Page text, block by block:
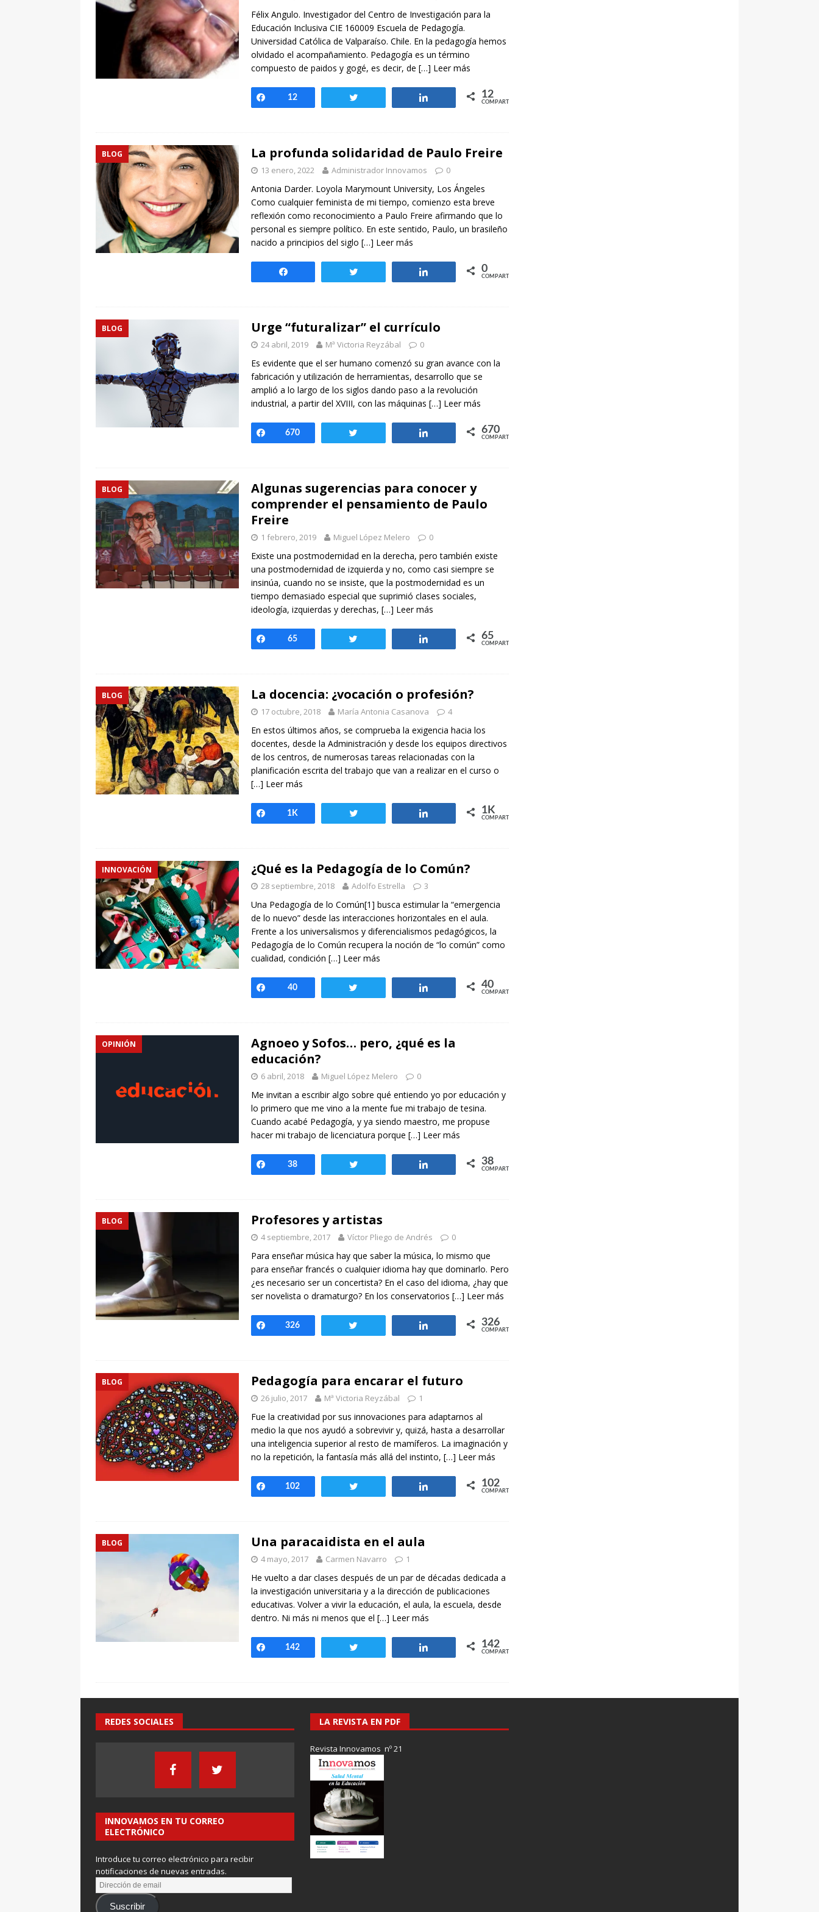
[ 7 enero, 2025 ]
Imaginar otros mundos es posible: Tertulias entre familiares en la Escuela
Primaria Prof. Heliodoro Ruiz Castillo
EVIDENCIAS
Félix Angulo. Investigador del Centro de Investigación para la
Educación Inclusiva CIE 160009 Escuela de Pedagogía.
Universidad Católica de Valparaíso. Chile. En la pedagogía hemos
olvidado el acompañamiento. Pedagogía es un término
compuesto de paidos y gogé, es decir, de […] Leer más
Compartir
12 Compartir 12
COMPARTIR
BLOG La profunda solidaridad de Paulo Freire
13 enero, 2022 Administrador Innovamos 0
Antonia Darder. Loyola Marymount University, Los Ángeles
Como cualquier feminista de mi tiempo, comienzo esta breve
reflexión como reconocimiento a Paulo Freire afirmando que lo
personal es siempre político. En este sentido, Paulo, un brasileño
nacido a principios del siglo […] Leer más
Compartir 0
COMPARTIR
BLOG Urge “futuralizar” el currículo
24 abril, 2019 Mª Victoria Reyzábal 0
Es evidente que el ser humano comenzó su gran avance con la
fabricación y utilización de herramientas, desarrollo que se
amplió a lo largo de los siglos dando paso a la revolución
industrial, a partir del XVIII, con las máquinas […] Leer más
Compartir
670 Compartir 670
COMPARTIR
BLOG
Algunas sugerencias para conocer y
comprender el pensamiento de Paulo
Freire
1 febrero, 2019 Miguel López Melero 0
Existe una postmodernidad en la derecha, pero también existe
una postmodernidad de izquierda y no, como casi siempre se
insinúa, cuando no se insiste, que la postmodernidad es un
tiempo demasiado especial que suprimió clases sociales,
ideología, izquierdas y derechas, […] Leer más
Compartir
65 Compartir 65
COMPARTIR
BLOG La docencia: ¿vocación o profesión?
17 octubre, 2018 María Antonia Casanova 4
En estos últimos años, se comprueba la exigencia hacia los
docentes, desde la Administración y desde los equipos directivos
de los centros, de numerosas tareas relacionadas con la
planificación escrita del trabajo que van a realizar en el curso o
[…] Leer más
Compartir
1K Compartir 1K
COMPARTIR
INNOVACIÓN ¿Qué es la Pedagogía de lo Común?
28 septiembre, 2018 Adolfo Estrella 3
Una Pedagogía de lo Común[1] busca estimular la “emergencia
de lo nuevo” desde las interacciones horizontales en el aula.
Frente a los universalismos y diferencialismos pedagógicos, la
Pedagogía de lo Común recupera la noción de “lo común” como
cualidad, condición […] Leer más
Compartir
40 Compartir 40
COMPARTIR
OPINIÓN
Agnoeo y Sofos… pero, ¿qué es la
educación?
6 abril, 2018 Miguel López Melero 0
Me invitan a escribir algo sobre qué entiendo yo por educación y
lo primero que me vino a la mente fue mi trabajo de tesina.
Cuando acabé Pedagogía, y ya siendo maestro, me propuse
hacer mi trabajo de licenciatura porque […] Leer más
Compartir
38 Compartir 38
COMPARTIR
BLOG Profesores y artistas
4 septiembre, 2017 Víctor Pliego de Andrés 0
Para enseñar música hay que saber la música, lo mismo que
para enseñar francés o cualquier idioma hay que dominarlo. Pero
¿es necesario ser un concertista? En el caso del idioma, ¿hay que
ser novelista o dramaturgo? En los conservatorios […] Leer más
Compartir
326 Compartir 326
COMPARTIR
BLOG Pedagogía para encarar el futuro
26 julio, 2017 Mª Victoria Reyzábal 1
Fue la creatividad por sus innovaciones para adaptarnos al
medio la que nos ayudó a sobrevivir y, quizá, hasta a desarrollar
una inteligencia superior al resto de mamíferos. La imaginación y
no la repetición, la fantasía más allá del instinto, […] Leer más
Compartir
102 Compartir 102
COMPARTIR
BLOG Una paracaidista en el aula
4 mayo, 2017 Carmen Navarro 1
He vuelto a dar clases después de un par de décadas dedicada a
la investigación universitaria y a la dirección de publicaciones
educativas. Volver a vivir la educación, el aula, la escuela, desde
dentro. Ni más ni menos que el […] Leer más
Compartir
142 Compartir 142
COMPARTIR
REDES SOCIALES
INNOVAMOS EN TU CORREO
ELECTRÓNICO
Introduce tu correo electrónico para recibir
notificaciones de nuevas entradas.
Suscribir
LA REVISTA EN PDF
Revista Innovamos nº 21